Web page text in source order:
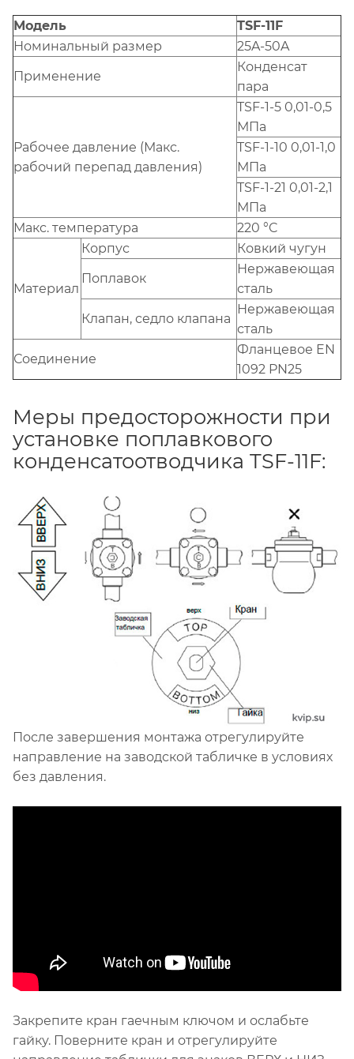
Модель
TSF-11F
Номинальный размер
25A-50A
Применение
Конденсат
пара
Рабочее давление (Макс.
рабочий перепад давления)
TSF-1-5 0,01-0,5
МПа
TSF-1-10 0,01-1,0
МПа
TSF-1-21 0,01-2,1
МПа
Макс. температура
220 °C
Материал
Корпус
Ковкий чугун
Поплавок
Нержавеющая
сталь
Клапан, седло клапана
Нержавеющая
сталь
Соединение
Фланцевое EN
1092 PN25
Меры предосторожности при
установке поплавкового
конденсатоотводчика TSF-11F:
После завершения монтажа отрегулируйте
направление на заводской табличке в условиях
без давления.
Закрепите кран гаечным ключом и ослабьте
гайку. Поверните кран и отрегулируйте